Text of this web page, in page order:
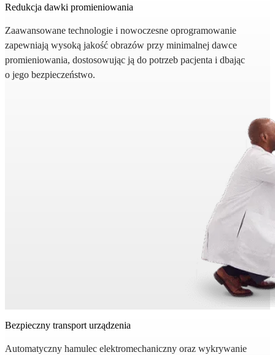
Redukcja dawki promieniowania
Zaawansowane technologie i nowoczesne oprogramowanie
zapewniają wysoką jakość obrazów przy minimalnej dawce
promieniowania, dostosowując ją do potrzeb pacjenta i dbając
o jego bezpieczeństwo.
Bezpieczny transport urządzenia
Automatyczny hamulec elektromechaniczny oraz wykrywanie